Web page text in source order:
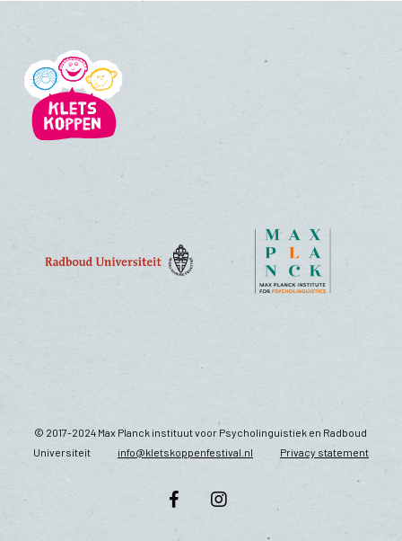
© 2017-2024 Max Planck instituut voor Psycholinguistiek en Radboud
Universiteit
info@kletskoppenfestival.nl Privacy statement
facebookinstagram